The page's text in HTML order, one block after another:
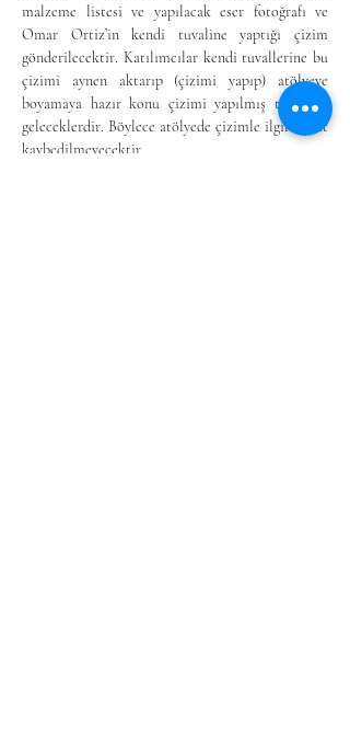
malzeme listesi ve yapılacak eser fotoğrafı ve
Omar Ortiz’in kendi tuvaline yaptığı çizim
gönderilecektir. Katılımcılar kendi tuvallerine bu
çizimi aynen aktarıp (çizimi yapıp) atölyeye
boyamaya hazır konu çizimi yapılmış tuval ile
geleceklerdir. Böylece atölyede çizimle ilgili vakit
kaybedilmeyecektir.